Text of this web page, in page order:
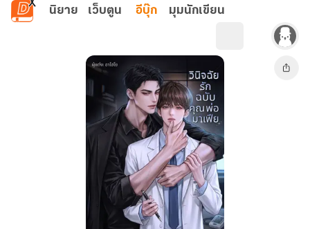
ข้ามไปยังเนื้อหาหลัก
นิยาย เว็บตูน อีบุ๊ก มุมนักเขียน